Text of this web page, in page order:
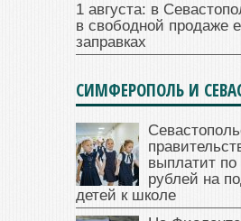
1 августа: в
в свободной продаже
заправках
СИМФЕРОПОЛЬ И
выплатит по
рублей на
детей к школе